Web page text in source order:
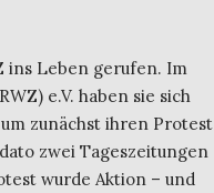
ins Leben gerufen. Im
e.V. haben sie sich
zunächst ihren Protest
zwei Tageszeitungen
wurde Aktion – und